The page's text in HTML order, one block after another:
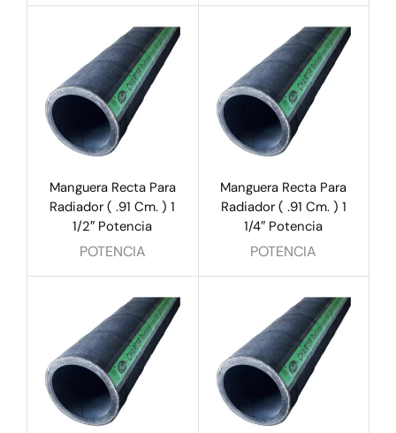
Manguera Recta Para
Radiador ( .91 Cm. ) 1
1/2″ Potencia
POTENCIA
Manguera Recta Para
Radiador ( .91 Cm. ) 1
1/4″ Potencia
POTENCIA